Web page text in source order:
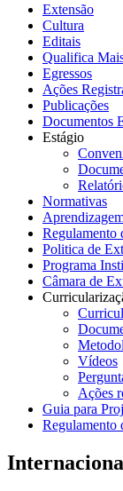
Extensão
Cultura
Editais
Qualifica
Egressos
Ações
Publicações
Documentos
Estágio
Normativas
Regulamento
Politica de
Programa
Câmara de
Vídeos
Ações
Guia para
Regulamento